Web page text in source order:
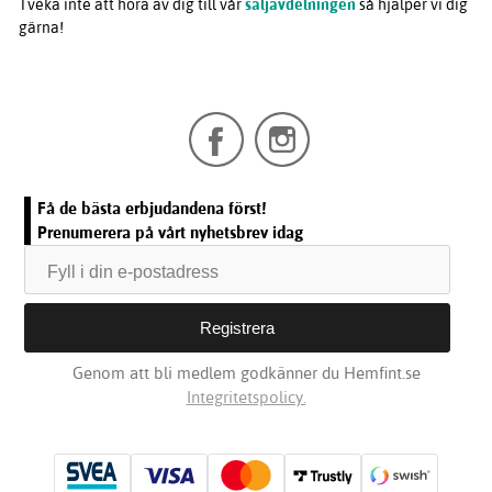
Tveka inte att höra av dig till vårsäljavdelningen så hjälper vi dig
gärna!
Få de bästa erbjudandena först!
Prenumerera på vårt nyhetsbrev idag
Genom att bli medlem godkänner du Hemfint.se
Integritetspolicy.